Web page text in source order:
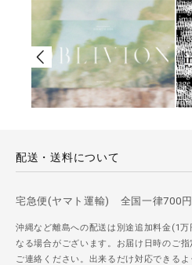
配送・送料について
宅急便(ヤマト運輸) 全国一律700円
沖縄など離島への配送は別途追加料金(1
なる場合がございます。お届け日時のご
ご連絡ください。出来るだけ対応できるよ